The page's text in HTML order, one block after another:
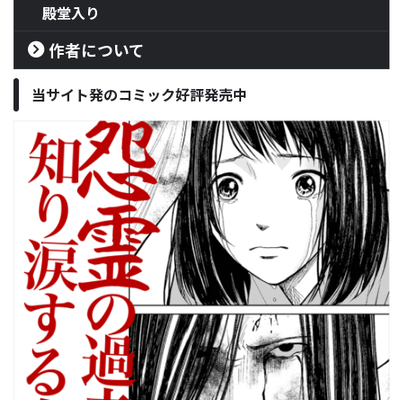
殿堂入り
作者について
当サイト発のコミック好評発売中